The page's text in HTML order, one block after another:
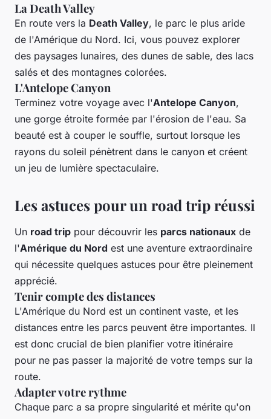
La Death Valley
En route vers la Death Valley, le parc le plus aride
de l'Amérique du Nord. Ici, vous pouvez explorer
des paysages lunaires, des dunes de sable, des lacs
salés et des montagnes colorées.
L'Antelope Canyon
Terminez votre voyage avec l'Antelope Canyon,
une gorge étroite formée par l'érosion de l'eau. Sa
beauté est à couper le souffle, surtout lorsque les
rayons du soleil pénètrent dans le canyon et créent
un jeu de lumière spectaculaire.
Les astuces pour un road trip réussi
Un road trip pour découvrir les parcs nationaux de
l'Amérique du Nord est une aventure extraordinaire
qui nécessite quelques astuces pour être pleinement
apprécié.
Tenir compte des distances
L'Amérique du Nord est un continent vaste, et les
distances entre les parcs peuvent être importantes. Il
est donc crucial de bien planifier votre itinéraire
pour ne pas passer la majorité de votre temps sur la
route.
Adapter votre rythme
Chaque parc a sa propre singularité et mérite qu'on